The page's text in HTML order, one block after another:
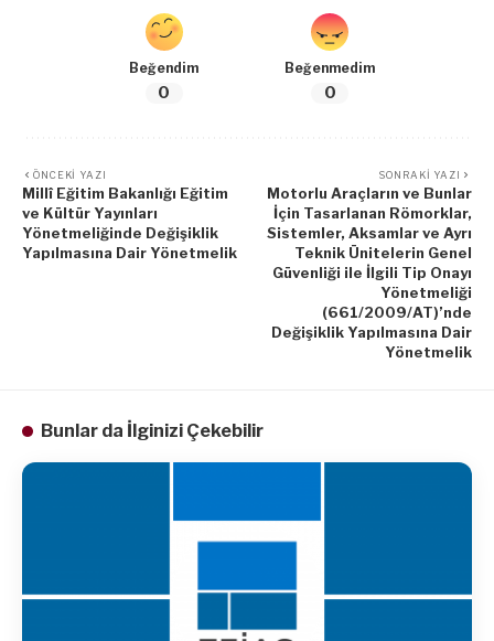
Beğendim
0
Beğenmedim
0
ÖNCEKI YAZI
Millî Eğitim Bakanlığı Eğitim
ve Kültür Yayınları
Yönetmeliğinde Değişiklik
Yapılmasına Dair Yönetmelik
SONRAKI YAZI
Motorlu Araçların ve Bunlar
İçin Tasarlanan Römorklar,
Sistemler, Aksamlar ve Ayrı
Teknik Ünitelerin Genel
Güvenliği ile İlgili Tip Onayı
Yönetmeliği
(661/2009/AT)’nde
Değişiklik Yapılmasına Dair
Yönetmelik
Bunlar da İlginizi Çekebilir